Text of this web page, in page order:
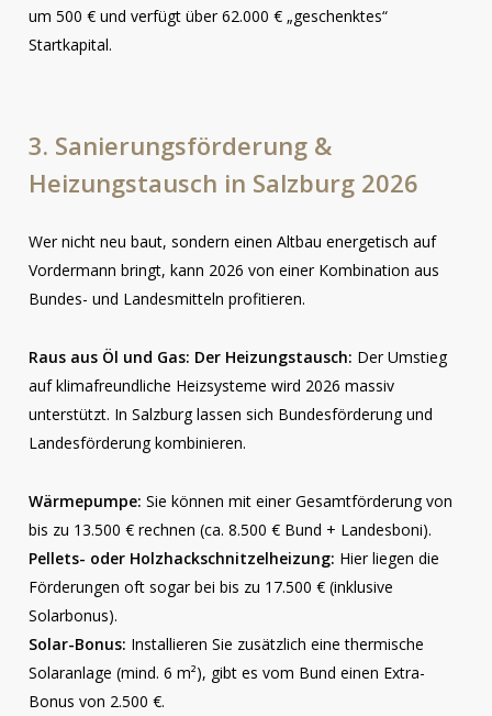
um 500 € und verfügt über 62.000 € „geschenktes“
Startkapital.
3. Sanierungsförderung &
Heizungstausch in Salzburg 2026
Wer nicht neu baut, sondern einen Altbau energetisch auf
Vordermann bringt, kann 2026 von einer Kombination aus
Bundes- und Landesmitteln profitieren.
Raus aus Öl und Gas: Der Heizungstausch: Der Umstieg
auf klimafreundliche Heizsysteme wird 2026 massiv
unterstützt. In Salzburg lassen sich Bundesförderung und
Landesförderung kombinieren.
Wärmepumpe: Sie können mit einer Gesamtförderung von
bis zu 13.500 € rechnen (ca. 8.500 € Bund + Landesboni).
Pellets- oder Holzhackschnitzelheizung: Hier liegen die
Förderungen oft sogar bei bis zu 17.500 € (inklusive
Solarbonus).
Solar-Bonus: Installieren Sie zusätzlich eine thermische
Solaranlage (mind. 6 m²), gibt es vom Bund einen Extra-
Bonus von 2.500 €.